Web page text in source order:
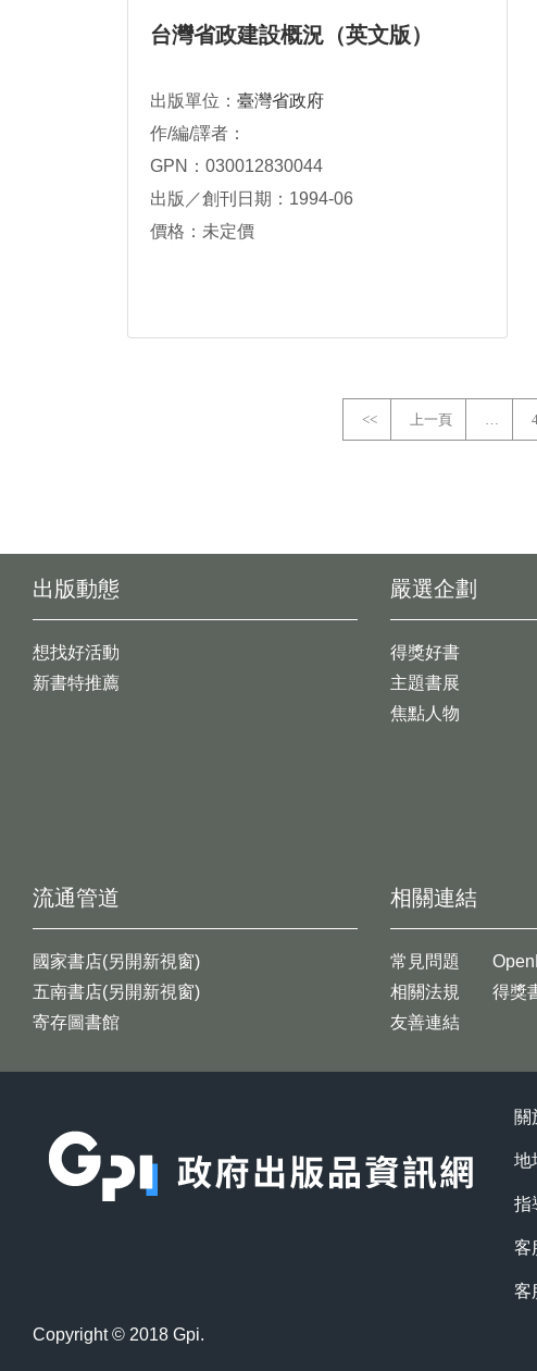
台灣省政建設概況（英文版）
出版單位： 臺灣省政府
作/編/譯者：
GPN：030012830044
出版／創刊日期：1994-06
價格：未定價
<< 上一頁 …
出版動態
想找好活動
新書特推薦
嚴選企劃
得獎好書
主題書展
焦點人物
流通管道
國家書店(另開新視窗)
五南書店(另開新視窗)
寄存圖書館
相關連結
常見問題
相關法規
友善連結
得獎
關
地
指
客
客
Copyright © 2018 Gpi.